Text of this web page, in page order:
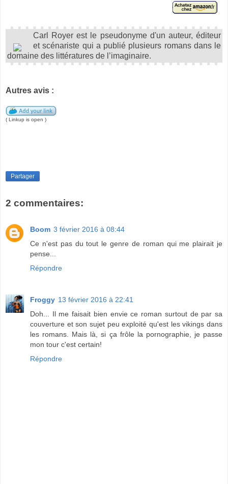
Carl Royer est le pseudonyme d'un auteur, éditeur
et scénariste qui a publié plusieurs romans dans le
domaine des littératures de l’imaginaire.
Autres avis :
( Linkup is open )
Partager
2 commentaires:
Boom 3 février 2016 à 08:44
Ce n'est pas du tout le genre de roman qui me plairait je
pense...
Répondre
Froggy 13 février 2016 à 22:41
Doh... Il me faisait bien envie ce roman surtout de par sa
couverture et son sujet peu exploité qu'est les vikings dans
les romans. Mais là, si ça frôle la pornographie, je passe
mon tour c'est certain!
Répondre